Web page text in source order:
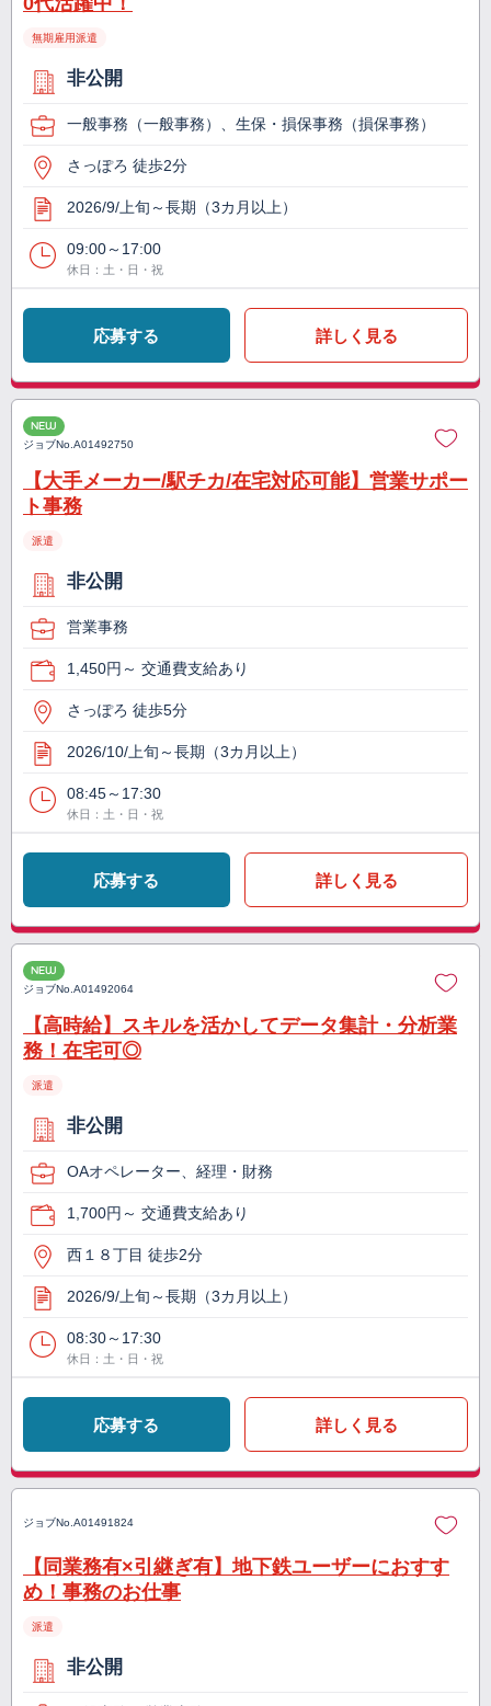
無期雇用派遣
非公開
一般事務（一般事務）、生保・損保事務（損保事務）
さっぽろ 徒歩2分
2026/9/上旬～長期（3カ月以上）
09:00～17:00
休日：土・日・祝
応募する 詳しく見る
NEW
ジョブNo.A01492750
【大手メーカー/駅チカ/在宅対応可能】営業サポー
ト事務
派遣
非公開
営業事務
1,450円～ 交通費支給あり
さっぽろ 徒歩5分
2026/10/上旬～長期（3カ月以上）
08:45～17:30
休日：土・日・祝
応募する 詳しく見る
NEW
ジョブNo.A01492064
【高時給】スキルを活かしてデータ集計・分析業
務！在宅可◎
派遣
非公開
OAオペレーター、経理・財務
1,700円～ 交通費支給あり
西１８丁目 徒歩2分
2026/9/上旬～長期（3カ月以上）
08:30～17:30
休日：土・日・祝
応募する 詳しく見る
ジョブNo. A01491824
【同業務有×引継ぎ有】地下鉄ユーザーにおすす
め！事務のお仕事
派遣
非公開